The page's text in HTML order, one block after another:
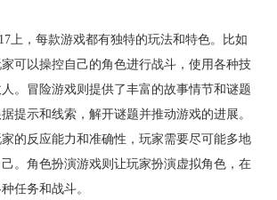
上，每款游戏都有独特的玩法和特色。比如
可以操控自己的角色进行战斗，使用各种技
。冒险游戏则提供了丰富的故事情节和谜题
提示和线索，解开谜题并推动游戏的进展。
的反应能力和准确性，玩家需要尽可能多地
。角色扮演游戏则让玩家扮演虚拟角色，在
任务和战斗。